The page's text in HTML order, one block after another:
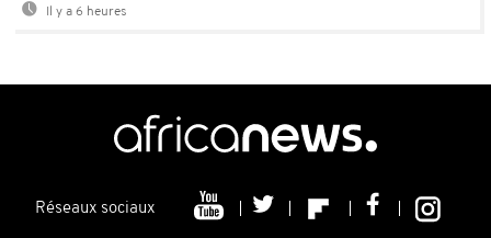
Il y a 6 heures
Réseaux sociaux